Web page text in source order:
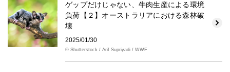
ゲップだけじゃない、牛肉生産による環境
負荷【２】オーストラリアにおける森林破
壊
2025/01/30
© Shutterstock / Arif Supriyadi / WWF